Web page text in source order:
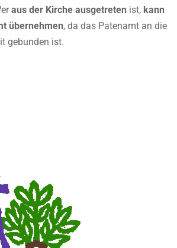
aus der Kirche ausgetreten ist, kann
übernehmen, da das Patenamt an die
gebunden ist.